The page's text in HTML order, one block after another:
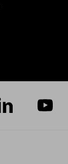
sur LinkedInsur